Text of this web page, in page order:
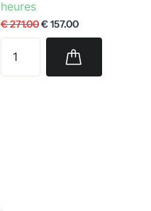
heures
€ 271.00€ 157.00